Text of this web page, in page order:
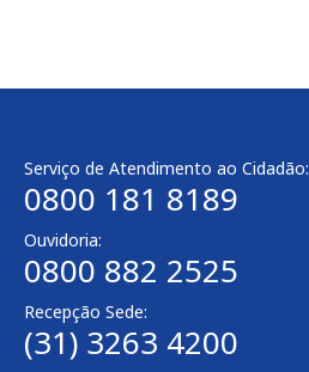
Serviço de Atendimento ao Cidadão:
0800 181 8189
Ouvidoria:
0800 882 2525
Recepção Sede:
(31) 3263 4200